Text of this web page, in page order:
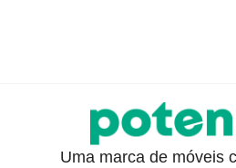
Uma marca de móveis